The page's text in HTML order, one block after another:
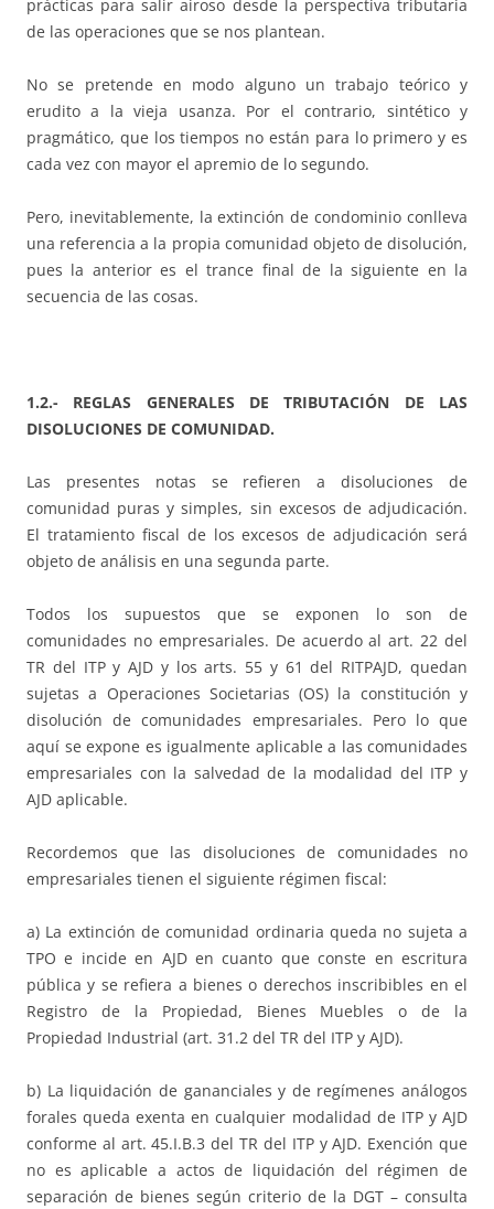
prácticas para salir airoso desde la perspectiva tributaria
de las operaciones que se nos plantean.
No se pretende en modo alguno un trabajo teórico y
erudito a la vieja usanza. Por el contrario, sintético y
pragmático, que los tiempos no están para lo primero y es
cada vez con mayor el apremio de lo segundo.
Pero, inevitablemente, la extinción de condominio conlleva
una referencia a la propia comunidad objeto de disolución,
pues la anterior es el trance final de la siguiente en la
secuencia de las cosas.
1.2.- REGLAS GENERALES DE TRIBUTACIÓN DE LAS
DISOLUCIONES DE COMUNIDAD.
Las presentes notas se refieren a disoluciones de
comunidad puras y simples, sin excesos de adjudicación.
El tratamiento fiscal de los excesos de adjudicación será
objeto de análisis en una segunda parte.
Todos los supuestos que se exponen lo son de
comunidades no empresariales. De acuerdo al art. 22 del
TR del ITP y AJD y los arts. 55 y 61 del RITPAJD, quedan
sujetas a Operaciones Societarias (OS) la constitución y
disolución de comunidades empresariales. Pero lo que
aquí se expone es igualmente aplicable a las comunidades
empresariales con la salvedad de la modalidad del ITP y
AJD aplicable.
Recordemos que las disoluciones de comunidades no
empresariales tienen el siguiente régimen fiscal:
a) La extinción de comunidad ordinaria queda no sujeta a
TPO e incide en AJD en cuanto que conste en escritura
pública y se refiera a bienes o derechos inscribibles en el
Registro de la Propiedad, Bienes Muebles o de la
Propiedad Industrial (art. 31.2 del TR del ITP y AJD).
b) La liquidación de gananciales y de regímenes análogos
forales queda exenta en cualquier modalidad de ITP y AJD
conforme al art. 45.I.B.3 del TR del ITP y AJD. Exención que
no es aplicable a actos de liquidación del régimen de
separación de bienes según criterio de la DGT – consulta